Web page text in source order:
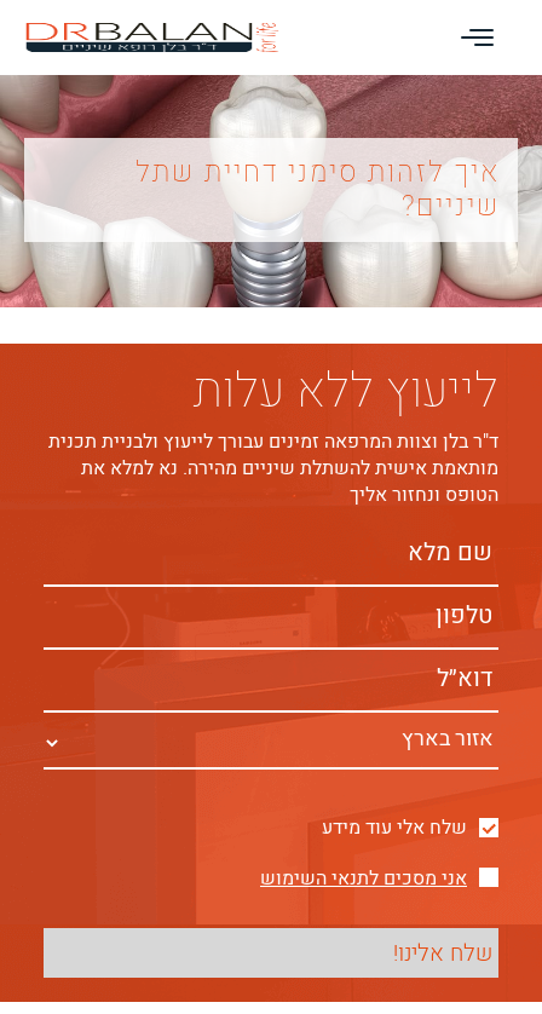
איך לזהות סימני דחיית שתל
שיניים?
לייעוץ ללא עלות
ד"ר בלן וצוות המרפאה זמינים עבורך לייעוץ ולבניית תכנית
מותאמת אישית להשתלת שיניים מהירה. נא למלא את
הטופס ונחזור אליך
שלח אלי עוד מידע
אני מסכים לתנאי השימוש